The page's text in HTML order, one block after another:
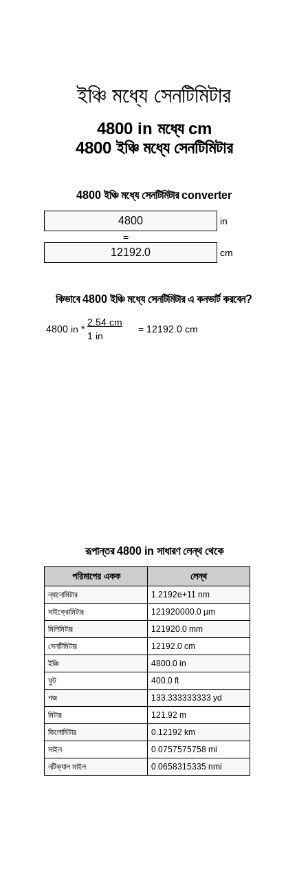
ইঞ্চি মধ্যে সেনটিমিটার
4800 in মধ্যে cm
4800 ইঞ্চি মধ্যে সেনটিমিটার
4800 ইঞ্চি মধ্যে সেনটিমিটার converter
in
=
cm
কিভাবে 4800 ইঞ্চি মধ্যে সেনটিমিটার এ কনভার্ট করবেন?
4800 in *
2.54 cm
= 12192.0 cm
1 in
রূপান্তর 4800 in সাধারণ লেন্থ থেকে
পরিমাপের একক লেন্থ
ন্যানোমিটার
1.2192e+11 nm
মাইক্রোমিটার
121920000.0 µm
মিলিমিটার
121920.0 mm
সেনটিমিটার
12192.0 cm
ইঞ্চি
4800.0 in
ফুট
400.0 ft
গজ
133.333333333 yd
মিটার
121.92 m
কিলোমিটার
0.12192 km
মাইল
0.0757575758 mi
নটিক্যাল মাইল
0.0658315335 nmi